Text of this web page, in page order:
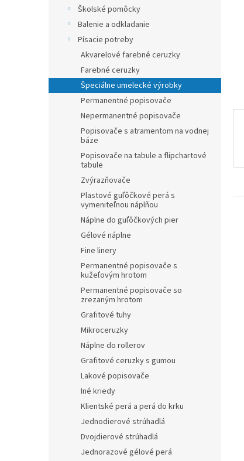
Školské pomôcky
Balenie a odkladanie
Písacie potreby
Akvarelové farebné ceruzky
Farebné ceruzky
Špeciálne umelecké výrobky
Permanentné popisovače
Nepermanentné popisovače
Popisovače s atramentom na vodnej
báze
Popisovače na tabule a flipchartové
tabule
Zvýrazňovače
Plastové guľôčkové perá s
vymeniteľnou náplňou
Náplne do guľôčkových pier
Gélové náplne
Fine linery
Permanentné popisovače s
kužeľovým hrotom
Permanentné popisovače so
zrezaným hrotom
Grafitové tuhy
Mikroceruzky
Náplne do rollerov
Grafitové ceruzky s gumou
Lakové popisovače
Iné kriedy
Klientské perá a perá do krku
Jednodierové strúhadlá
Dvojdierové strúhadlá
Jednorazové gélové perá